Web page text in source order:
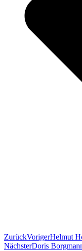
ZurückVorigerHelmut
NächsterDoris